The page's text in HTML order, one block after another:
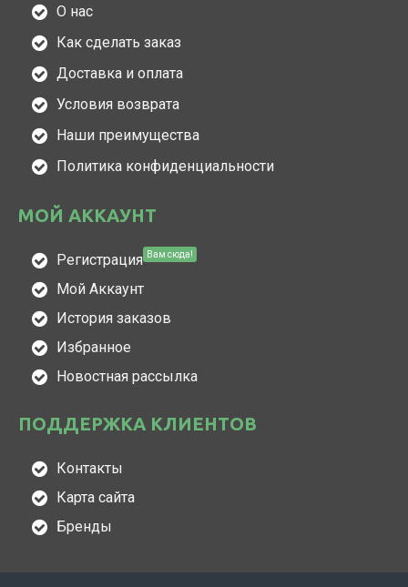
О нас
Как сделать заказ
Доставка и оплата
Условия возврата
Наши преимущества
Политика конфиденциальности
МОЙ АККАУНТ
Регистрация Вам сюда!
Мой Аккаунт
История заказов
Избранное
Новостная рассылка
ПОДДЕРЖКА КЛИЕНТОВ
Контакты
Карта сайта
Бренды